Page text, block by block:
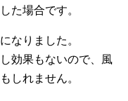
た場合です。
なりました。
効果もないので、風
しれません。